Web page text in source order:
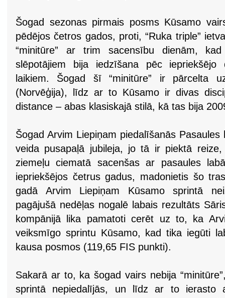
Šogad sezonas pirmais posms Kūsamo
pēdējos četros gados, proti, “Ruka triple”
“minitūre” ar trim sacensību dienām,
slēpotājiem bija iedzīšana pēc iepriekšējo
laikiem. Šogad šī “minitūre” ir pārcelta
(Norvēģija), līdz ar to Kūsamo ir divas
distance – abas klasiskajā stilā, kā tas bija
Šogad Arvim Liepiņam piedalīšanās
veida pusapaļā jubileja, jo tā ir piektā
ziemeļu ciematā sacenšas ar pasaules
iepriekšējos četrus gadus, madonietis šo
gadā Arvim Liepiņam Kūsamo sprintā
pagājušā nedēļas nogalē labais rezultāts
kompānijā lika pamatoti cerēt uz to, ka
veiksmīgo sprintu Kūsamo, kad tika iegūti
kausa posmos (119,65 FIS punkti).
Sakarā ar to, ka šogad vairs nebija
sprintā nepiedalījās, un līdz ar to ierasto